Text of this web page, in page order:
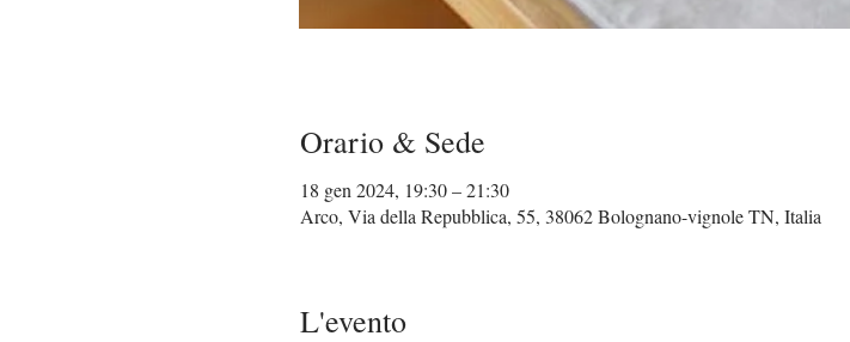
Orario & Sede
18 gen 2024, 19:30 – 21:30
Arco, Via della Repubblica, 55, 38062 Bolognano-vignole TN, Italia
L'evento